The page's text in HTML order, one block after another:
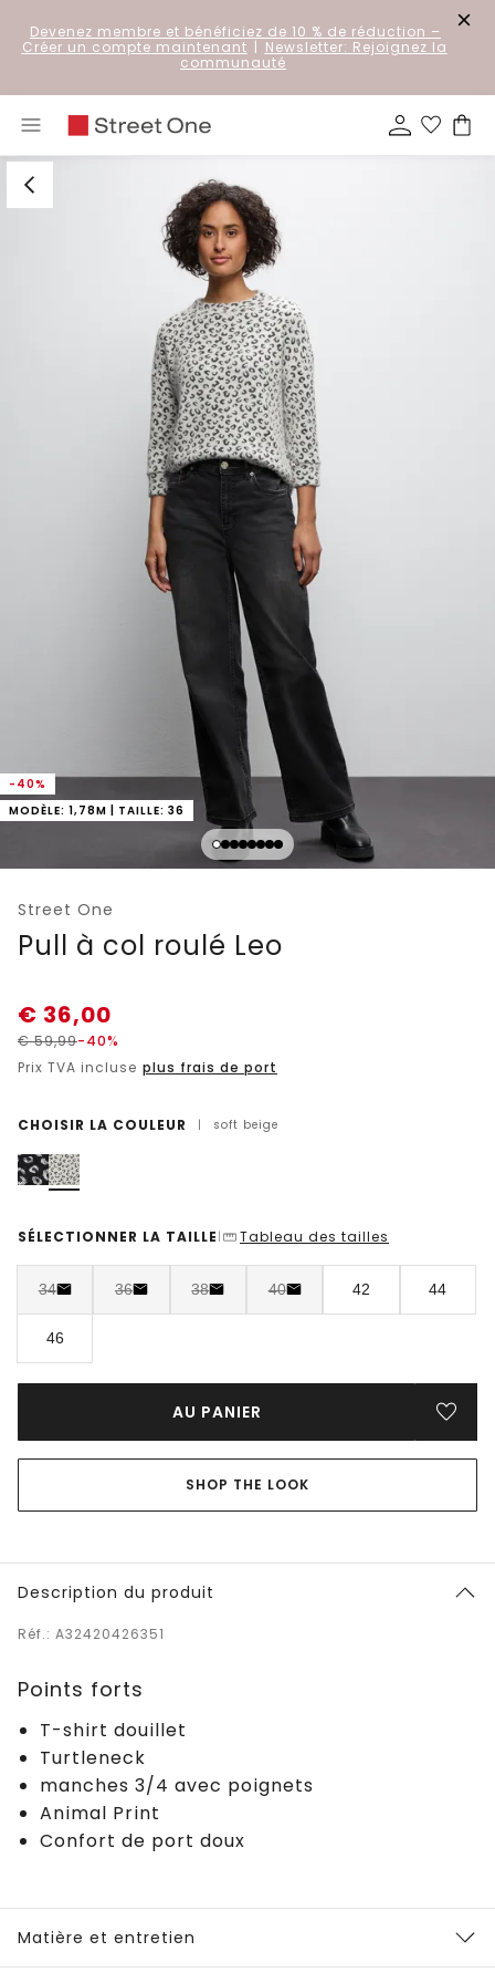
Devenez membre et bénéficiez de 10 % de réduction –
Créer un compte maintenant | Newsletter: Rejoignez la
communauté
-40%
MODÈLE: 1,78M | TAILLE: 36
Street One
Pull à col roulé Leo
€ 36,00
€59,99-40%
Prix TVA incluse plus frais de port
CHOISIR LA COULEUR | soft beige
SÉLECTIONNER LA TAILLE | Tableau des tailles
34 36 38 40 42 44
46
AU PANIER
SHOP THE LOOK
Description du produit
Réf.: A32420426351
Points forts
T-shirt douillet
Turtleneck
manches 3/4 avec poignets
Animal Print
Confort de port doux
Matière et entretien